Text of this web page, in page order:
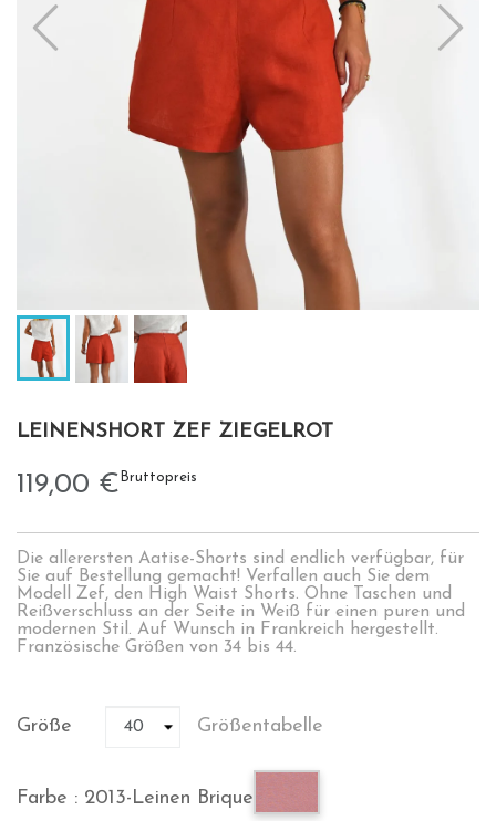
LEINENSHORT ZEF ZIEGELROT
119,00 € Bruttopreis
Die allerersten Aatise-Shorts sind endlich verfügbar, für
Sie auf Bestellung gemacht! Verfallen auch Sie dem
Modell Zef, den High Waist Shorts. Ohne Taschen und
Reißverschluss an der Seite in Weiß für einen puren und
modernen Stil. Auf Wunsch in Frankreich hergestellt.
Französische Größen von 34 bis 44.
Größe Größentabelle
Farbe : 2013-Leinen Brique